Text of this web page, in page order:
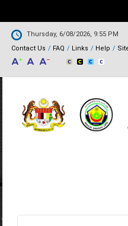
Thursday, 6/08/2026, 9:55 PM
Contact Us
FAQ Links Help